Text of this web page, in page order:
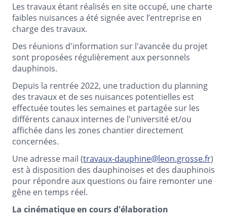
Les travaux étant réalisés en site occupé, une charte
faibles nuisances a été signée avec l’entreprise en
charge des travaux.
Des réunions d'information sur l'avancée du projet
sont proposées régulièrement aux personnels
dauphinois.
Depuis la rentrée 2022, une traduction du planning
des travaux et de ses nuisances potentielles est
effectuée toutes les semaines et partagée sur les
différents canaux internes de l'université et/ou
affichée dans les zones chantier directement
concernées.
Une adresse mail (travaux-dauphine@leon.grosse.fr)
est à disposition des dauphinoises et des dauphinois
pour répondre aux questions ou faire remonter une
gêne en temps réel.
La cinématique en cours d'élaboration